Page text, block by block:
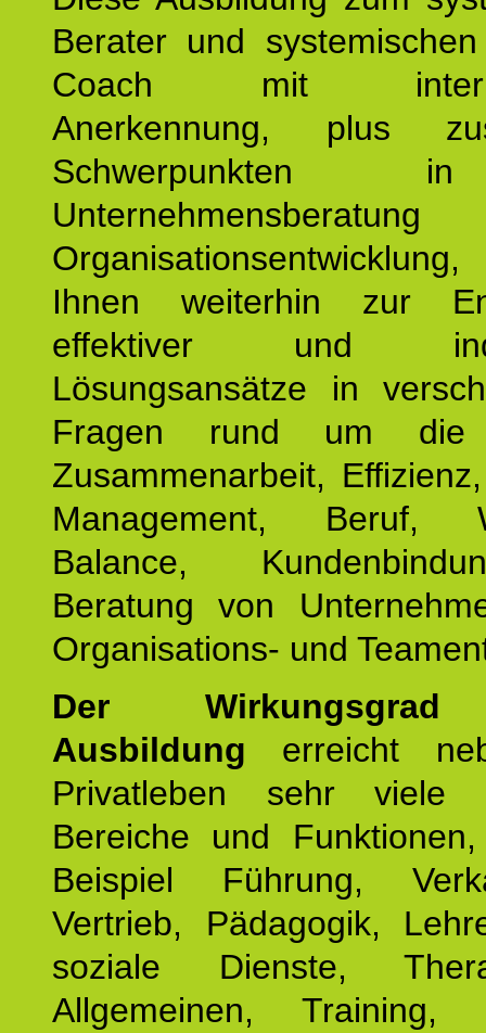
Berater und
Coach mit
Anerkennung, plus
Schwerpunkten
Ihnen weiterhin zur
effektiver und
Lösungsansätze in
Fragen rund um die
Zusammenarbeit,
Management, Beruf,
Balance,
Beratung von
Organisations- und
Der
Ausbildung erreicht
Privatleben sehr viele
Bereiche und
Beispiel Führung,
Vertrieb, Pädagogik,
soziale Dienste,
Allgemeinen, Training,